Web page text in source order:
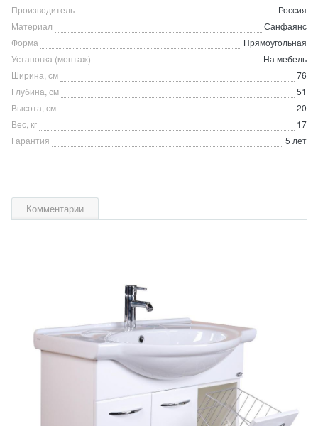
Производитель
Россия
Материал
Санфаянс
Форма
Прямоугольная
Установка (монтаж)
На мебель
Ширина, см
76
Глубина, см
51
Высота, см
20
Вес, кг
17
Гарантия
5 лет
Комментарии